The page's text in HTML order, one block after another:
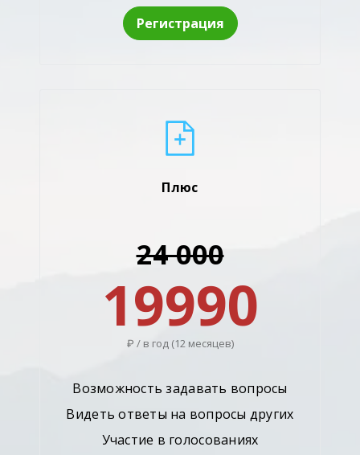
Регистрация
Плюс
24 000
19990
₽ / в год (12 месяцев)
Возможность задавать вопросы
Видеть ответы на вопросы других
Участие в голосованиях